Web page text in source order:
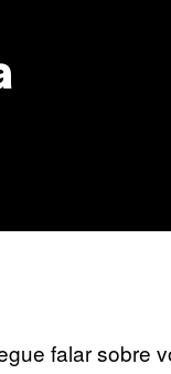
falar sobre